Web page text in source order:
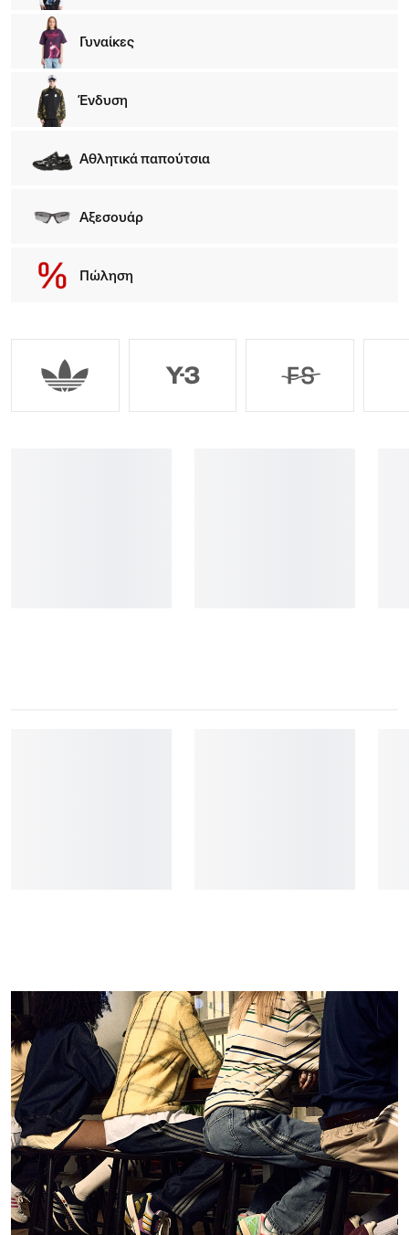
Γυναίκες
Ένδυση
Αθλητικά παπούτσια
Αξεσουάρ
Πώληση